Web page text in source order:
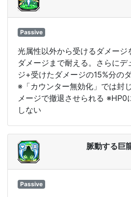
Passive
光属性以外から受けるダメー
ダメージまで耐える。さらに
ジ+受けたダメージの15%分の
※「カウンター無効化」では封
メージで撤退させられる ※HP0
しない
脈動する巨
Passive